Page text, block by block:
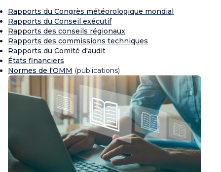
Rapports du Congrès météorologique mondial
Rapports du Conseil exécutif
Rapports des conseils régionaux
Rapports des commissions techniques
Rapports du Comité d'audit
États financiers
Normes de l'OMM (publications)